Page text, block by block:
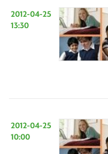
2012-04-25
13:30
2012-04-25
10:00